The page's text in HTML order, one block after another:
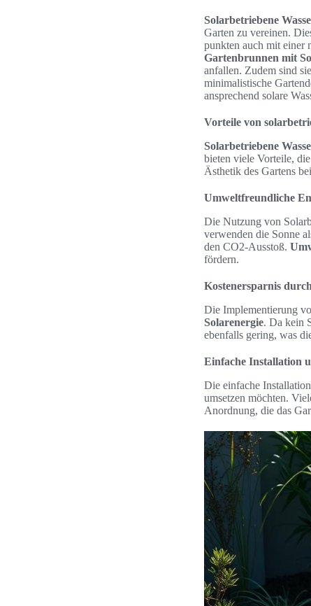
Solarbetriebene
Garten zu vereinen.
punkten auch mit einer
Gartenbrunnen mit
anfallen. Zudem sind
minimalistische
ansprechend solare
Vorteile von
Solarbetriebene
bieten viele Vorteile,
Ästhetik des Gartens
Umweltfreundliche
Die Nutzung von
verwenden die Sonne
den CO2-Ausstoß.
fördern.
Kostenersparnis
Die Implementierung
Solarenergie. Da kein
ebenfalls gering, was
Einfache Installation
Die einfache
umsetzen möchten.
Anordnung, die das